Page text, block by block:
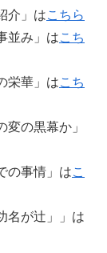
介」はこちら
並み」はこち
栄華」はこち
の黒幕か」
の事情」はこ
名が辻」」は